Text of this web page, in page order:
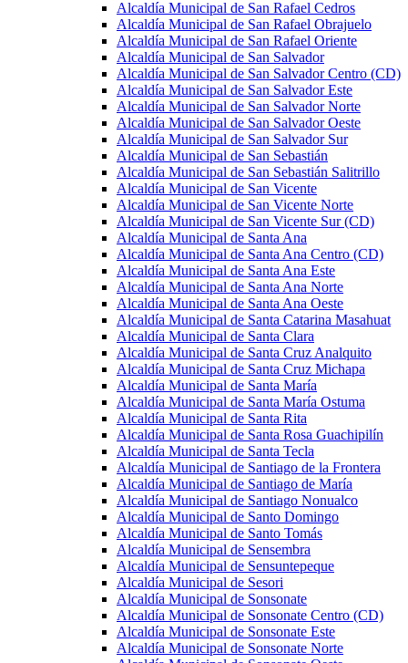
Alcaldía Municipal de San Rafael Cedros
Alcaldía Municipal de San Rafael Obrajuelo
Alcaldía Municipal de San Rafael Oriente
Alcaldía Municipal de San Salvador
Alcaldía Municipal de San Salvador Centro (CD)
Alcaldía Municipal de San Salvador Este
Alcaldía Municipal de San Salvador Norte
Alcaldía Municipal de San Salvador Oeste
Alcaldía Municipal de San Salvador Sur
Alcaldía Municipal de San Sebastián
Alcaldía Municipal de San Sebastián Salitrillo
Alcaldía Municipal de San Vicente
Alcaldía Municipal de San Vicente Norte
Alcaldía Municipal de San Vicente Sur (CD)
Alcaldía Municipal de Santa Ana
Alcaldía Municipal de Santa Ana Centro (CD)
Alcaldía Municipal de Santa Ana Este
Alcaldía Municipal de Santa Ana Norte
Alcaldía Municipal de Santa Ana Oeste
Alcaldía Municipal de Santa Catarina Masahuat
Alcaldía Municipal de Santa Clara
Alcaldía Municipal de Santa Cruz Analquito
Alcaldía Municipal de Santa Cruz Michapa
Alcaldía Municipal de Santa María
Alcaldía Municipal de Santa María Ostuma
Alcaldía Municipal de Santa Rita
Alcaldía Municipal de Santa Rosa Guachipilín
Alcaldía Municipal de Santa Tecla
Alcaldía Municipal de Santiago de la Frontera
Alcaldía Municipal de Santiago de María
Alcaldía Municipal de Santiago Nonualco
Alcaldía Municipal de Santo Domingo
Alcaldía Municipal de Santo Tomás
Alcaldía Municipal de Sensembra
Alcaldía Municipal de Sensuntepeque
Alcaldía Municipal de Sesori
Alcaldía Municipal de Sonsonate
Alcaldía Municipal de Sonsonate Centro (CD)
Alcaldía Municipal de Sonsonate Este
Alcaldía Municipal de Sonsonate Norte